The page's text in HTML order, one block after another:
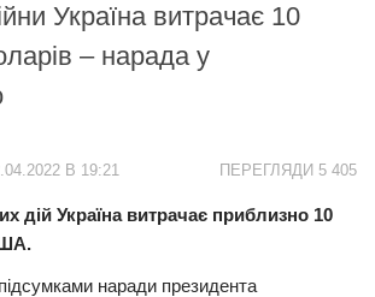
Україна витрачає 10
– нарада у
ПЕРЕГЛЯДИ 5 405
В 19:21
дій Україна витрачає приблизно 10
наради президента